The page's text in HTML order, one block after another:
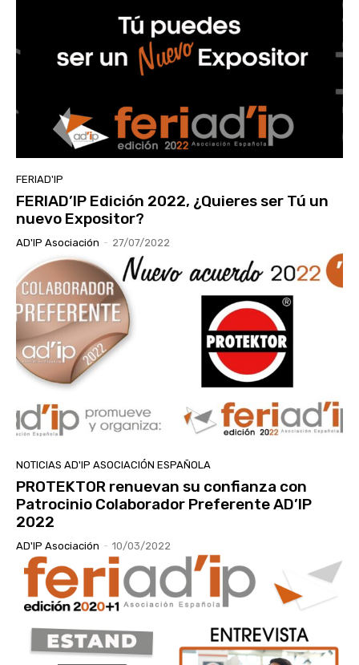
FERIAD'IP
FERIAD’IP Edición 2022, ¿Quieres ser Tú un
nuevo Expositor?
AD'IP Asociación - 27/07/2022
NOTICIAS AD'IP ASOCIACIÓN ESPAÑOLA
PROTEKTOR renuevan su confianza con
Patrocinio Colaborador Preferente AD’IP
2022
AD'IP Asociación - 10/03/2022